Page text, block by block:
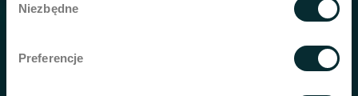
zgody
Niezbędne
Preferencje
Wellclinic Warschau